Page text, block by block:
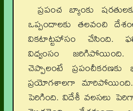
ప్రపంచ బ్యాంకు
ఒప్పందాలకు తలవంచి
వికటాట్టహాసం చేసింది.
విధ్వంసం
చెప్పాలంటే
ప్రయోగశాలగా మారిపోయింది.
పెరిగింది. విదేశీ వలసలు